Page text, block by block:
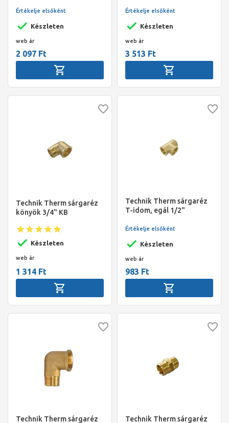
Készleten
Értékelje elsőként
web ár
2 097 Ft
Készleten
Értékelje elsőként
web ár
3 513 Ft
Technik Therm sárgaréz
könyök 3/4" KB
Készleten
web ár
1 314 Ft
Technik Therm sárgaréz
T-idom, egál 1/2"
Készleten
Értékelje elsőként
web ár
983 Ft
Technik Therm sárgaréz Technik Therm sárgaréz